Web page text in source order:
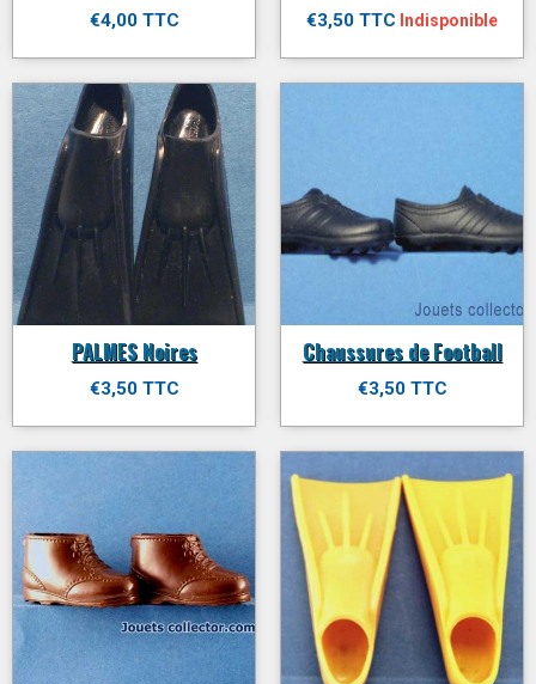
€4,00 TTC €3,50 TTC Indisponible
PALMES Noires
€3,50 TTC
Chaussures de Football
€3,50 TTC